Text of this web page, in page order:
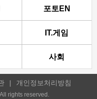
포토EN
IT.게임
사회
| 개인정보처리방침
rights reserved.